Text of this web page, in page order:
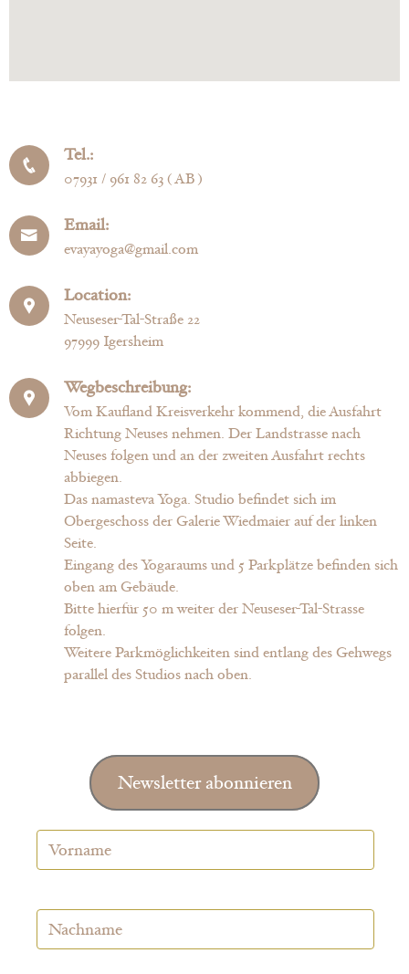
Tel.:
07931 / 961 82 63 ( AB )
Email:
evayayoga@gmail.com
Location:
Neuseser-Tal-Straße 22
97999 Igersheim
Wegbeschreibung:
Vom Kaufland Kreisverkehr kommend, die Ausfahrt
Richtung Neuses nehmen. Der Landstrasse nach
Neuses folgen und an der zweiten Ausfahrt rechts
abbiegen.
Das namasteva Yoga. Studio befindet sich im
Obergeschoss der Galerie Wiedmaier auf der linken
Seite.
Eingang des Yogaraums und 5 Parkplätze befinden sich
oben am Gebäude.
Bitte hierfür 50 m weiter der Neuseser-Tal-Strasse
folgen.
Weitere Parkmöglichkeiten sind entlang des Gehwegs
parallel des Studios nach oben.
Newsletter abonnieren